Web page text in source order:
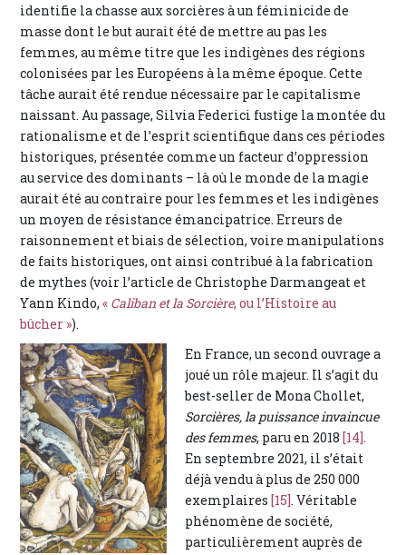
identifie la chasse aux sorcières à un féminicide de
masse dont le but aurait été de mettre au pas les
femmes, au même titre que les indigènes des régions
colonisées par les Européens à la même époque. Cette
tâche aurait été rendue nécessaire par le capitalisme
naissant. Au passage, Silvia Federici fustige la montée du
rationalisme et de l’esprit scientifique dans ces périodes
historiques, présentée comme un facteur d’oppression
au service des dominants – là où le monde de la magie
aurait été au contraire pour les femmes et les indigènes
un moyen de résistance émancipatrice. Erreurs de
raisonnement et biais de sélection, voire manipulations
de faits historiques, ont ainsi contribué à la fabrication
de mythes (voir l’article de Christophe Darmangeat et
Yann Kindo,« Caliban et la Sorcière, ou l’Histoire au
bûcher »).
En France, un second ouvrage a
joué un rôle majeur. Il s’agit du
best-seller de Mona Chollet,
Sorcières, la puissance invaincue
des femmes, paru en 2018 [14].
En septembre 2021, il s’était
déjà vendu à plus de 250 000
exemplaires [15]. Véritable
phénomène de société,
particulièrement auprès de